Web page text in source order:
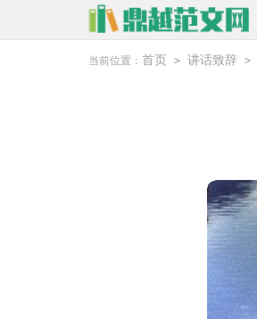
当前位置： 首页 > 讲话致辞 >